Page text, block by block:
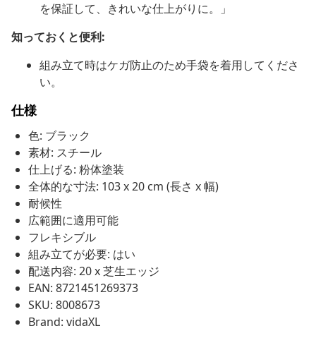
を保証して、きれいな仕上がりに。」
知っておくと便利:
組み立て時はケガ防止のため手袋を着用してくださ
い。
仕様
色: ブラック
素材: スチール
仕上げる: 粉体塗装
全体的な寸法: 103 x 20 cm (長さ x 幅)
耐候性
広範囲に適用可能
フレキシブル
組み立てが必要: はい
配送内容: 20 x 芝生エッジ
EAN: 8721451269373
SKU: 8008673
Brand: vidaXL